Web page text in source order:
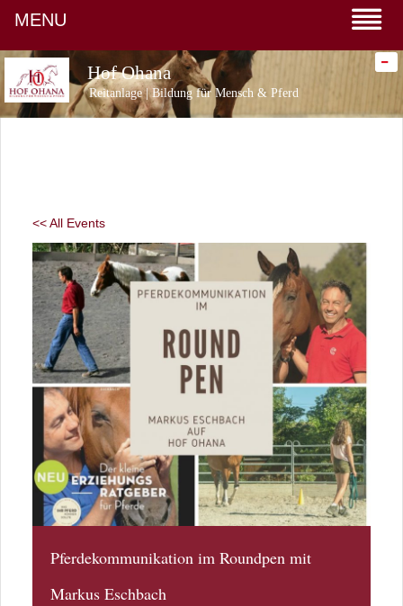
Hof Ohana
Reitanlage | Bildung für Mensch & Pferd
-
<< All Events
Pferdekommunikation im Roundpen mit
Markus Eschbach
MENU